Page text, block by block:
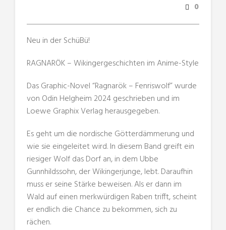
0
Neu in der SchüBü!
RAGNARÖK – Wikingergeschichten im Anime-Style
Das Graphic-Novel “Ragnarök – Fenriswolf” wurde
von Odin Helgheim 2024 geschrieben und im
Loewe Graphix Verlag herausgegeben.
Es geht um die nordische Götterdämmerung und
wie sie eingeleitet wird. In diesem Band greift ein
riesiger Wolf das Dorf an, in dem Ubbe
Gunnhildssohn, der Wikingerjunge, lebt. Daraufhin
muss er seine Stärke beweisen. Als er dann im
Wald auf einen merkwürdigen Raben trifft, scheint
er endlich die Chance zu bekommen, sich zu
rächen.